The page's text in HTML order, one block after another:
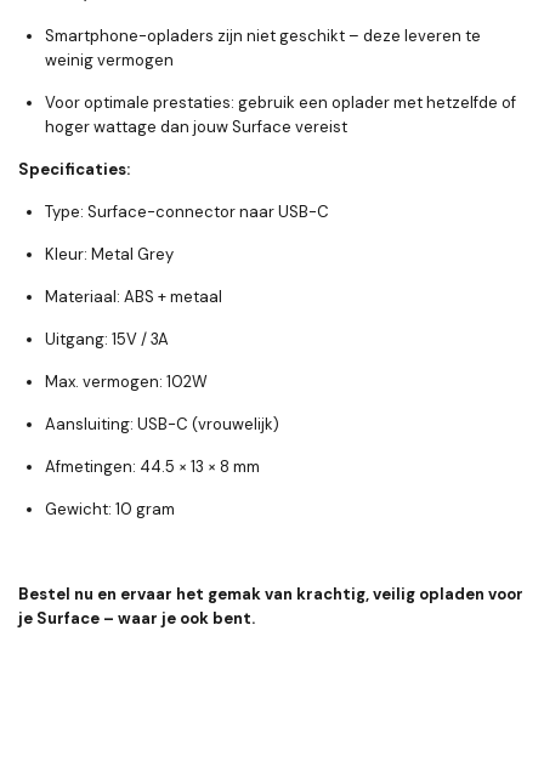
Smartphone-opladers zijn niet geschikt – deze leveren te
weinig vermogen
Voor optimale prestaties: gebruik een oplader met hetzelfde of
hoger wattage dan jouw Surface vereist
Specificaties:
Type: Surface-connector naar USB-C
Kleur: Metal Grey
Materiaal: ABS + metaal
Uitgang: 15V / 3A
Max. vermogen: 102W
Aansluiting: USB-C (vrouwelijk)
Afmetingen: 44.5 × 13 × 8 mm
Gewicht: 10 gram
Bestel nu en ervaar het gemak van krachtig, veilig opladen voor
je Surface – waar je ook bent.